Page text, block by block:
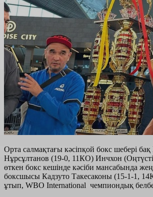
Орта салмақтағы кәсіпқой бокс шебері
Нұрсұлтанов (19-0, 11КО) Инчхон
өткен бокс кешінде кәсіби мансабында
боксшысы Кадзуто Такесаконы (15-1-1,
ұтып, WBO International чемпиондық